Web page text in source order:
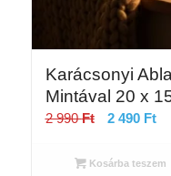
Karácsonyi
Mintával 20 x
2 990Ft
Original
was:
2 490 Ft
is:
Kosárba teszem